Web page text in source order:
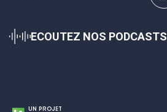
ECOUTEZ NOS PODCASTS
UN PROJET